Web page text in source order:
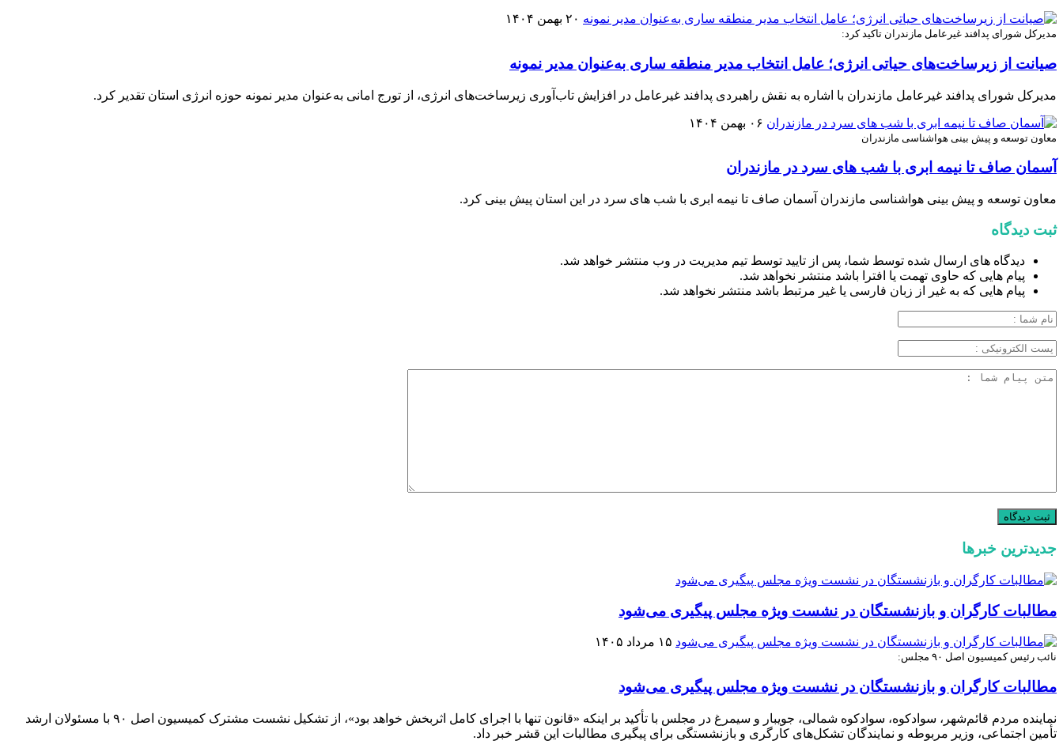
۲۰ بهمن ۱۴۰۴
مدیرکل شورای پدافند غیرعامل مازندران تاکید کرد:
صیانت از زیرساخت‌های حیاتی انرژی؛ عامل انتخاب مدیر منطقه ساری به‌عنوان مدیر نمونه
مدیرکل شورای پدافند غیرعامل مازندران با اشاره به نقش راهبردی پدافند غیرعامل در افزایش تاب‌آوری زیرساخت‌های انرژی، از تورج امانی به‌عنوان مدیر نمونه حوزه انرژی استان تقدیر کرد.
۰۶ بهمن ۱۴۰۴
معاون توسعه و پیش بینی هواشناسی مازندران
آسمان صاف تا نیمه ابری با شب های سرد در مازندران
معاون توسعه و پیش بینی هواشناسی مازندران آسمان صاف تا نیمه ابری با شب های سرد در این استان پیش بینی کرد.
ثبت دیدگاه
دیدگاه های ارسال شده توسط شما، پس از تایید توسط تیم مدیریت در وب منتشر خواهد شد.
پیام هایی که حاوی تهمت یا افترا باشد منتشر نخواهد شد.
پیام هایی که به غیر از زبان فارسی یا غیر مرتبط باشد منتشر نخواهد شد.
جدیدترین خبرها
مطالبات کارگران و بازنشستگان در نشست ویژه مجلس پیگیری می‌شود
۱۵ مرداد ۱۴۰۵
نائب رئیس کمیسیون اصل ۹۰ مجلس:
مطالبات کارگران و بازنشستگان در نشست ویژه مجلس پیگیری می‌شود
نماینده مردم قائم‌شهر، سوادکوه، سوادکوه شمالی، جویبار و سیمرغ در مجلس با تأکید بر اینکه «قانون تنها با اجرای کامل اثربخش خواهد بود»، از تشکیل نشست مشترک کمیسیون اصل ۹۰ با مسئولان ارشد
تأمین اجتماعی، وزیر مربوطه و نمایندگان تشکل‌های کارگری و بازنشستگی برای پیگیری مطالبات این قشر خبر داد.